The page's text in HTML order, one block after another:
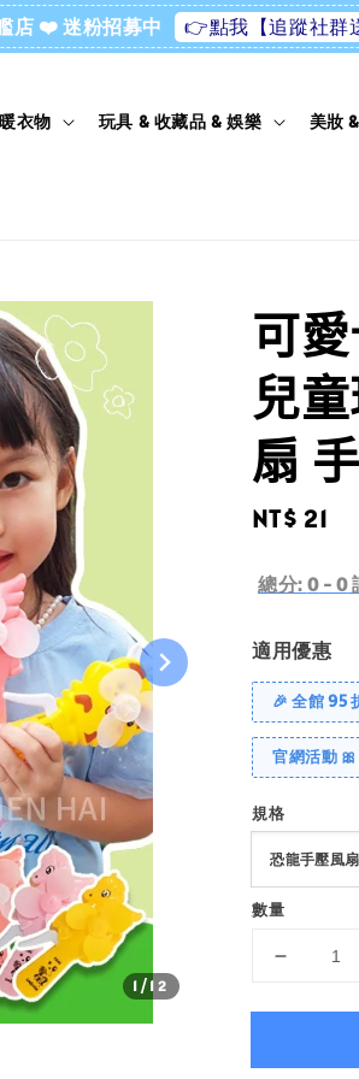
店 ❤️ 迷粉招募中 👉點我【追蹤社群
衣物 玩具 & 收藏品 & 娛樂 美妝
1/12
可
兒
扇
Regular
NT$ 21
總分: 0-0
適用優惠
🎉 全館 95
官網活動
規格
數量